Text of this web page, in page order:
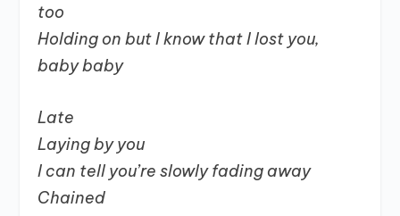
too
Holding on but I know that I lost you,
baby baby
Late
Laying by you
I can tell you’re slowly fading away
Chained